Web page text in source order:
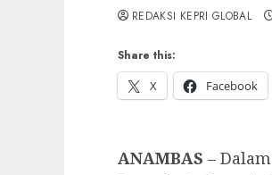
Share this:
X
Facebook
REDAKSI KEPRI GLOBAL
ANAMBAS –